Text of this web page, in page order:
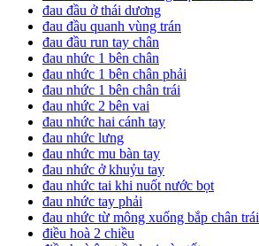
đau đầu ở thái dương
đau đầu quanh vùng trán
đau đầu run tay chân
đau nhức 1 bên chân
đau nhức 1 bên chân phải
đau nhức 1 bên chân trái
đau nhức 2 bên vai
đau nhức hai cánh tay
đau nhức lưng
đau nhức mu bàn tay
đau nhức ở khuỷu tay
đau nhức tai khi nuốt nước bọt
đau nhức tay phải
đau nhức từ mông xuống bắp chân trái
điều hoà 2 chiều